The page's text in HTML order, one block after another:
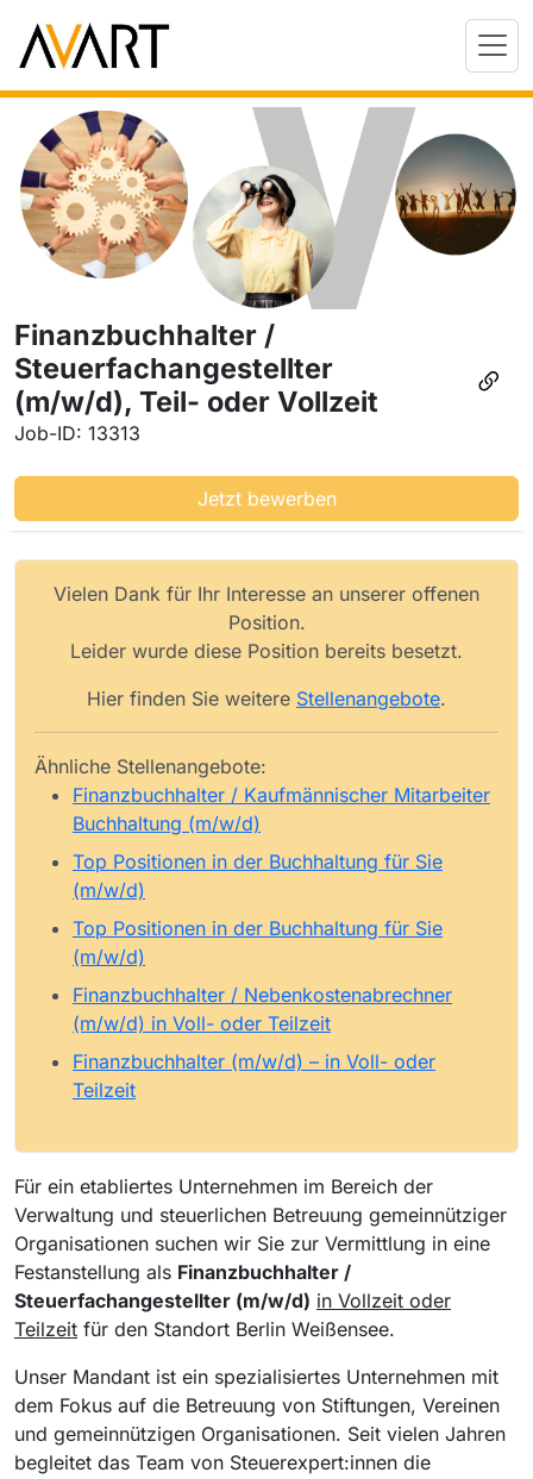
Finanzbuchhalter /
Steuerfachangestellter
(m/w/d), Teil- oder Vollzeit
Job-ID: 13313
Jetzt bewerben
Vielen Dank für Ihr Interesse an unserer offenen
Position.
Leider wurde diese Position bereits besetzt.
Hier finden Sie weitere Stellenangebote.
Ähnliche Stellenangebote:
Finanzbuchhalter / Kaufmännischer Mitarbeiter
Buchhaltung (m/w/d)
Top Positionen in der Buchhaltung für Sie
(m/w/d)
Top Positionen in der Buchhaltung für Sie
(m/w/d)
Finanzbuchhalter / Nebenkostenabrechner
(m/w/d) in Voll- oder Teilzeit
Finanzbuchhalter (m/w/d) – in Voll- oder
Teilzeit
Für ein etabliertes Unternehmen im Bereich der
Verwaltung und steuerlichen Betreuung gemeinnütziger
Organisationen suchen wir Sie zur Vermittlung in eine
Festanstellung als Finanzbuchhalter /
Steuerfachangestellter (m/w/d) in Vollzeit oder
Teilzeit für den Standort Berlin Weißensee.
Unser Mandant ist ein spezialisiertes Unternehmen mit
dem Fokus auf die Betreuung von Stiftungen, Vereinen
und gemeinnützigen Organisationen. Seit vielen Jahren
begleitet das Team von Steuerexpert:innen die